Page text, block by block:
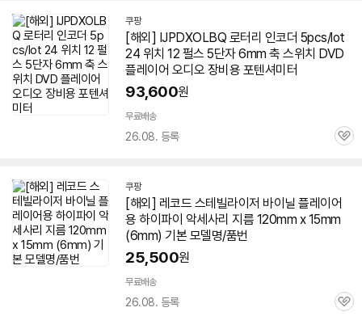
쿠팡
[해외] IJPDXOLBQ 로터리 인코더 5pcs/lot
24 위치 12 펄스 5단자6mm 축 스위치 DVD
플레이어 오디오 장비용 포텐셔미터
93,600원
무료배송
26.08. 등록
관
쿠팡
[해외] 레코드 스테빌라이저 바이닐 플레이어
용 하이파이 악세사리 지름 120mm x 15mm
(6mm) 기본 모델명/품번
25,500원
무료배송
26.08. 등록
관